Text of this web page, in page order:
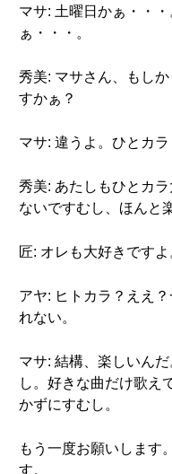
マサ: 土曜日かぁ・・
ぁ・・・。
秀美: マサさん、もし
すかぁ？
マサ: 違うよ。ひとカラ
秀美: あたしもひとカ
ないですむし、ほんと
匠: オレも大好きですよ
アヤ: ヒトカラ？ええ
れない。
マサ: 結構、楽しいん
し。好きな曲だけ歌え
かずにすむし。
もう一度お願いします
す。